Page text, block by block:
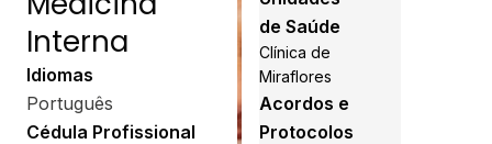
Interna
Idiomas
Português
Cédula Profissional
de Saúde
Clínica de
Miraflores
Acordos e
Protocolos